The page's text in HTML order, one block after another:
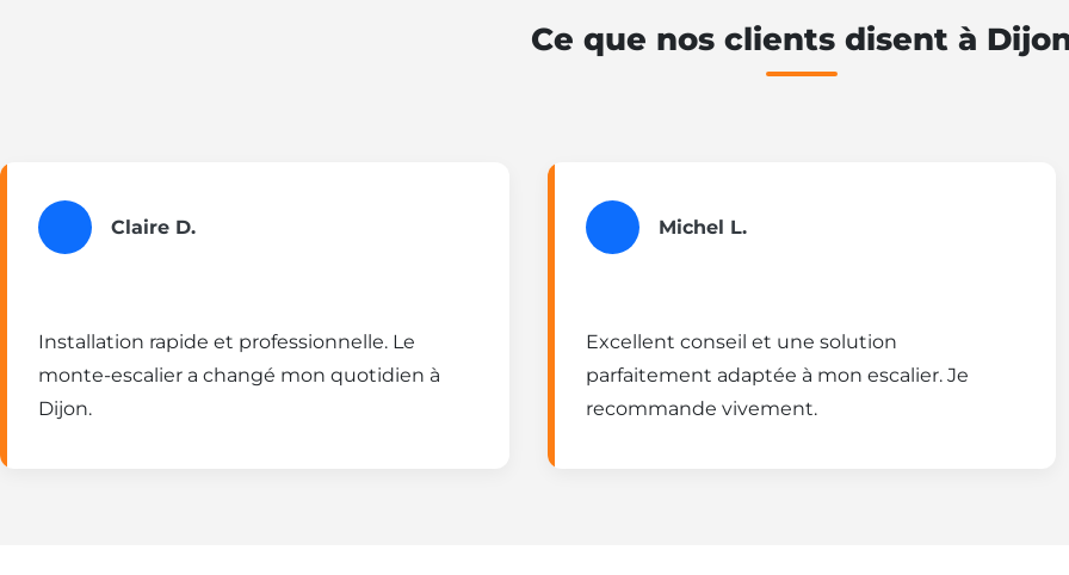
Ce que nos clients disent à
Claire D.
Installation rapide et professionnelle. Le
monte-escalier a changé mon quotidien à
Dijon.
Michel L.
Excellent conseil et une solution
parfaitement adaptée à mon escalier. Je
recommande vivement.